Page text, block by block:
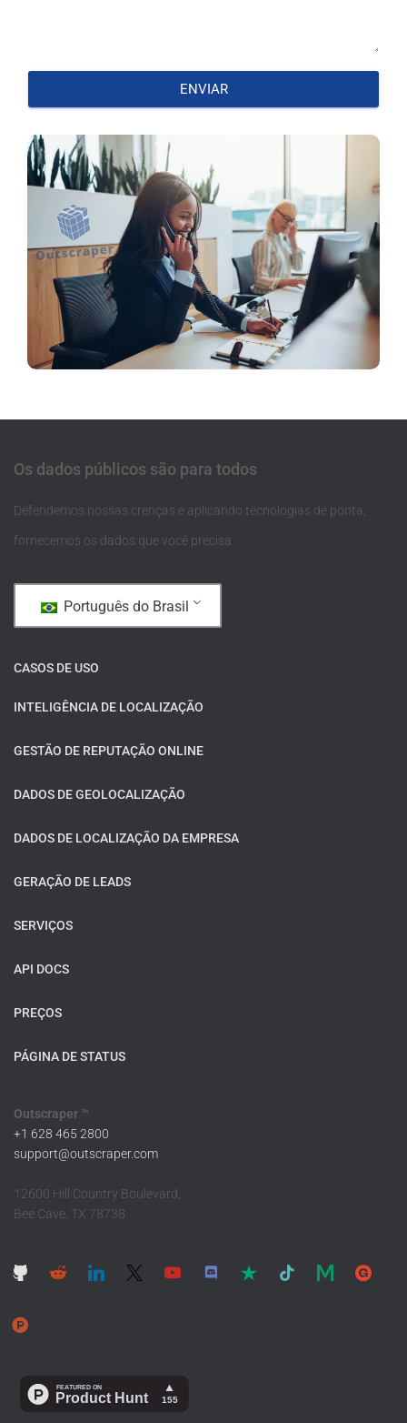
ENVIAR
Os dados públicos são para todos
Defendemos nossas crenças e aplicando tecnologias de ponta,
fornecemos os dados que você precisa.
Português do Brasil
CASOS DE USO
INTELIGÊNCIA DE LOCALIZAÇÃO
GESTÃO DE REPUTAÇÃO ONLINE
DADOS DE GEOLOCALIZAÇÃO
DADOS DE LOCALIZAÇÃO DA EMPRESA
GERAÇÃO DE LEADS
SERVIÇOS
API DOCS
PREÇOS
PÁGINA DE STATUS
Outscraper ™
+1 628 465 2800
support@outscraper.com
12600 Hill Country Boulevard,
Bee Cave, TX 78738